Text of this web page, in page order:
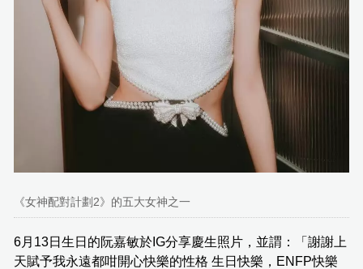
《女神配對計劃2》的五大女神之一
6月13日生日的阮嘉敏於IG分享慶生照片，並謂：「謝謝上
天賦予我永遠都咁開心快樂的性格 生日快樂，ENFP快樂